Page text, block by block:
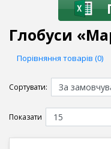
Глобуси
Порівняння товарів (0)
Сортувати:
Показати